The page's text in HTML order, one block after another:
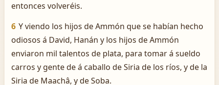
entonces volveréis.
6 Y viendo los hijos de Ammón que se habían hecho
odiosos á David, Hanán y los hijos de Ammón
enviaron mil talentos de plata, para tomar á sueldo
carros y gente de á caballo de Siria de los ríos, y de la
Siria de Maachâ, y de Soba.